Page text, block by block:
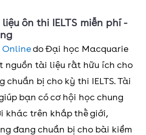
ôn thi IELTS miễn phí -
Onlinedo Đại học Macquarie
nguồn tài liệu rất hữu ích cho
chuẩn bị cho kỳ thi IELTS. Tài
bạn có cơ hội học chung
khác trên khắp thế giới,
đang chuẩn bị cho bài kiểm